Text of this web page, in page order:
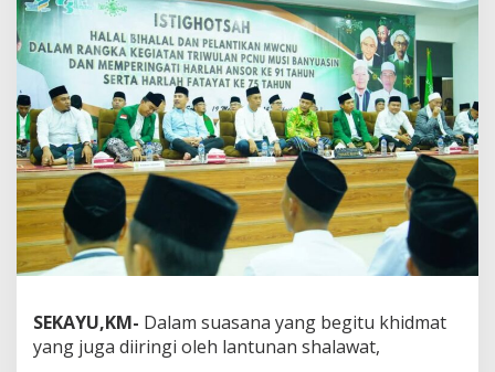
h
a
l
a
l
d
a
n
P
a
t
k
a
n
SEKAYU,KM- Dalam suasana yang begitu khidmat
yang juga diiringi oleh lantunan shalawat,